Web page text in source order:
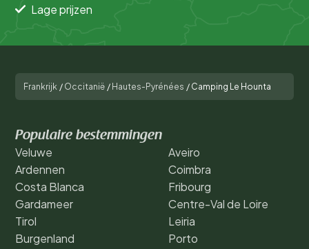
Lage prijzen
Frankrijk / Occitanië / Hautes-Pyrénées / Camping Le Hounta
Populaire bestemmingen
Veluwe
Ardennen
Costa Blanca
Gardameer
Tirol
Burgenland
Aveiro
Coimbra
Fribourg
Centre-Val de Loire
Leiria
Porto